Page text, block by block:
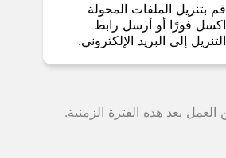
قم بتنزيل الملفات المحولة
اكسل فورًا أو أرسل رابط
التنزيل إلى البريد الإلكتروني.